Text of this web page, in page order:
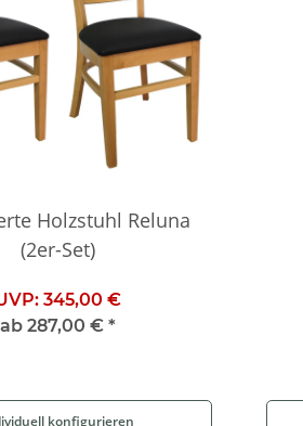
Holzstuhl Reluna
(2er-Set)
345,00 €
ab 287,00 € *
konfigurieren